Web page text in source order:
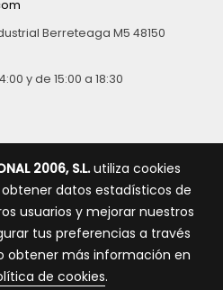
Berreteaga M5 48150
y de 15:00 a 18:30
2006, S.L.utiliza cookies
datos estadísticos de
usuarios y mejorar nuestros
tus preferencias a través
obtener más información en
de cookies.